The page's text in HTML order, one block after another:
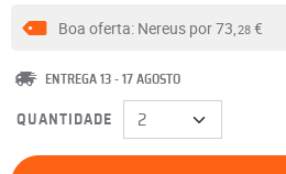
Boa oferta: Nereus por73,28€
ENTREGA 13 - 17 AGOSTO
QUANTIDADE